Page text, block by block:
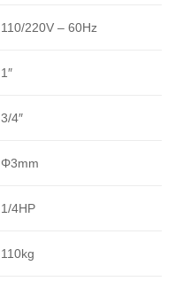
110/220V – 60Hz
1″
3/4″
Φ3mm
1/4HP
110kg